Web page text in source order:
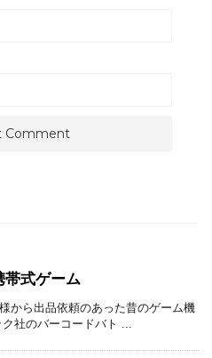
帯式ゲーム
から出品依頼のあった昔のゲーム機
社のバーコードバト ...